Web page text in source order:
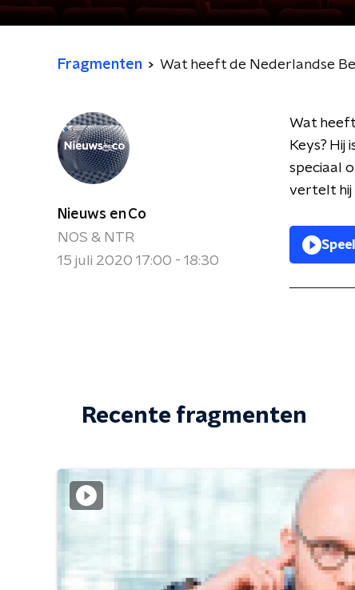
Fragmenten Wat heeft de Nederlandse
Nieuws en Co
NOS & NTR
15 juli 2020 17:00 - 18:30
Wat heeft
Keys? Hij
speciaal
vertelt hij
Recente fragmenten